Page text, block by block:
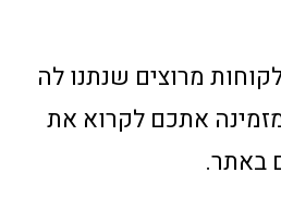
מרוצים שנתנו לה
אתכם לקרוא את
באתר.